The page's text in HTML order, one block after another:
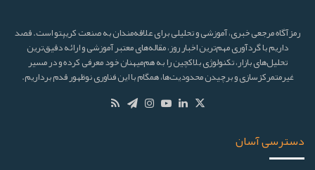
رمزآگاه مرجعی خبری، آموزشی و تحلیلی برای علاقه‌مندان به صنعت کریپتو است. قصد
داریم با گردآوری مهم‌ترین اخبار روز، مقاله‌های معتبر آموزشی و ارائه دقیق‌ترین
تحلیل‌های بازار، تکنولوژی بلاکچین را به هم‌میهنان خود معرفی کرده و در مسیر
غیرمتمرکزسازی و برچیدن محدودیت‌ها، همگام با این فناوری نوظهور قدم برداریم.
دسترسی آسان